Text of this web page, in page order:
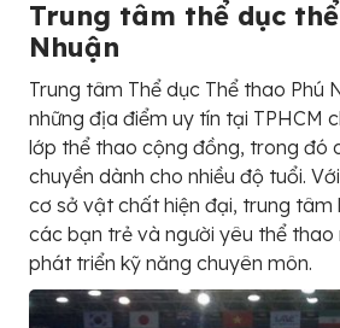
Trung tâm thể dục
Nhuận
Trung tâm Thể dục Thể thao Phú
những địa điểm uy tín tại TPHCM
lớp thể thao cộng đồng, trong đó
chuyền dành cho nhiều độ tuổi.
cơ sở vật chất hiện đại, trung tâm
các bạn trẻ và người yêu thể thao
phát triển kỹ năng chuyên môn.